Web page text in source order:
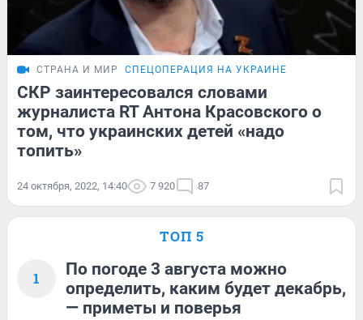
СТРАНА И МИР СПЕЦОПЕРАЦИЯ НА УКРАИНЕ
СКР заинтересовался словами
журналиста RT Антона Красовского о
том, что украинских детей «надо
топить»
24 октября, 2022, 14:40 7 920 87
ТОП 5
1
По погоде 3 августа можно
определить, каким будет декабрь,
— приметы и поверья